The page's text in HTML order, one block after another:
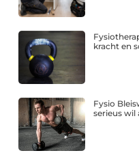
kracht en
Fysio
serieus wil